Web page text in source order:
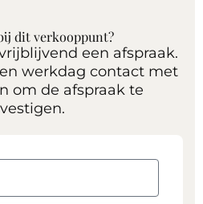
dit verkooppunt?
een afspraak.
werkdag contact met
om de afspraak te